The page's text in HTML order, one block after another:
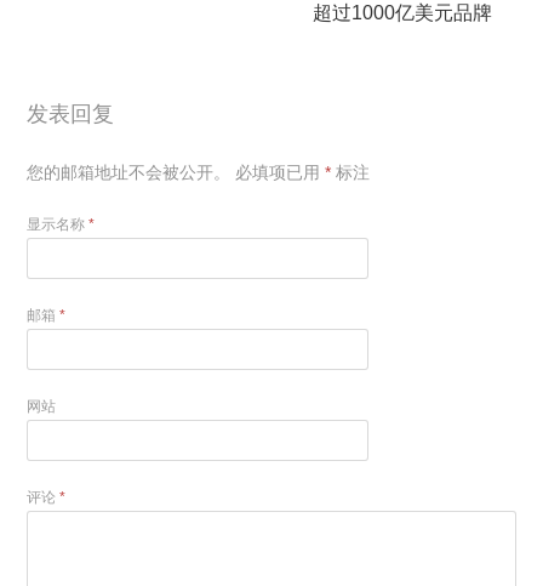
超过1000亿美元品牌
发表回复
您的邮箱地址不会被公开。 必填项已用* 标注
显示名称*
邮箱*
网站
评论*